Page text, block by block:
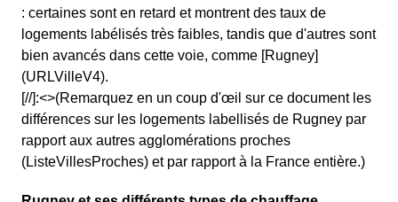
: certaines sont en retard et montrent des taux de
logements labélisés très faibles, tandis que d'autres sont
bien avancés dans cette voie, comme [Rugney]
(URLVilleV4).
[//]:<>(Remarquez en un coup d'œil sur ce document les
différences sur les logements labellisés de Rugney par
rapport aux autres agglomérations proches
(ListeVillesProches) et par rapport à la France entière.)